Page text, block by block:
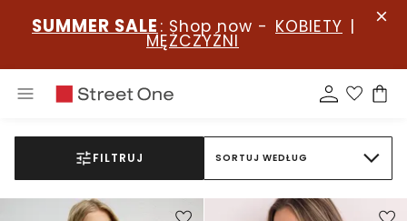
SUMMER SALE : Shop now - KOBIETY |
MĘŻCZYŹNI
FILTRUJ SORTUJ WEDŁUG